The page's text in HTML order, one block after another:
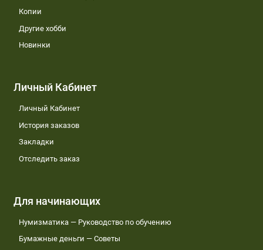
Копии
Другие хобби
Новинки
Личный Кабинет
Личный Кабинет
История заказов
Закладки
Отследить заказ
Для начинающих
Нумизматика — Руководство по обучению
Бумажные деньги — Советы